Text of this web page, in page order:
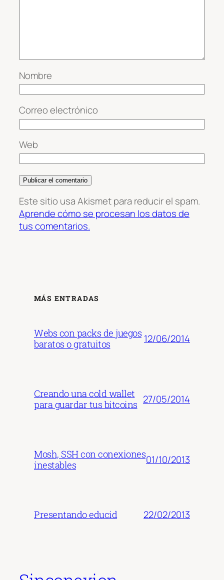
Nombre
Correo electrónico
Web
Este sitio usa Akismet para reducir el spam.
Aprende cómo se procesan los datos de
tus comentarios.
MÁS ENTRADAS
Webs con packs de juegos
baratos o gratuitos
12/06/2014
Creando una cold wallet
para guardar tus bitcoins 27/05/2014
Mosh, SSH con conexiones
inestables
01/10/2013
Presentando educid 22/02/2013